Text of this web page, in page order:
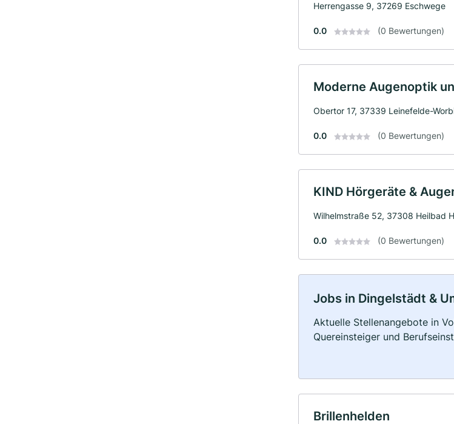
Herrengasse 9, 37269 Eschwege
0.0 (0 Bewertungen)
Moderne Augenoptik
Obertor 17, 37339 Leinefelde-
0.0 (0 Bewertungen)
KIND Hörgeräte &
Wilhelmstraße 52, 37308 Heilbad
0.0 (0 Bewertungen)
Jobs in Dingelstädt &
Aktuelle Stellenangebote in
Quereinsteiger und
Brillenhelden